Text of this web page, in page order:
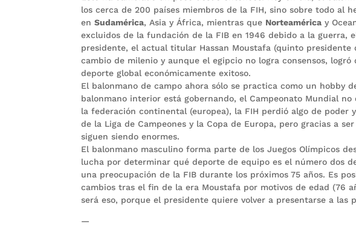
los cerca de 200 países miembros de la FIH, sino sobre todo al
enSudamérica, Asia y África, mientras que Norteamérica y
excluidos de la fundación de la FIB en 1946 debido a la guerra,
presidente, el actual titular Hassan Moustafa (quinto presidente
cambio de milenio y aunque el egipcio no logra consensos,
deporte global económicamente exitoso.
El balonmano de campo ahora sólo se practica como un hobby
balonmano interior está gobernando, el Campeonato Mundial
la federación continental (europea), la FIH perdió algo de
de la Liga de Campeones y la Copa de Europa, pero gracias a
siguen siendo enormes.
El balonmano masculino forma parte de los Juegos Olímpicos
lucha por determinar qué deporte de equipo es el número dos
una preocupación de la FIB durante los próximos 75 años. Es
cambios tras el fin de la era Moustafa por motivos de edad (76
será eso, porque el presidente quiere volver a presentarse a las
—